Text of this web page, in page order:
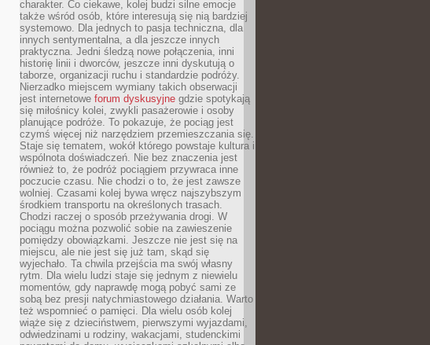
charakter. Co ciekawe, kolej budzi silne emocje
także wśród osób, które interesują się nią bardziej
systemowo. Dla jednych to pasja techniczna, dla
innych sentymentalna, a dla jeszcze innych
praktyczna. Jedni śledzą nowe połączenia, inni
historię linii i dworców, jeszcze inni dyskutują o
taborze, organizacji ruchu i standardzie podróży.
Nierzadko miejscem wymiany takich obserwacji
jest internetowe forum dyskusyjne gdzie spotykają
się miłośnicy kolei, zwykli pasażerowie i osoby
planujące podróże. To pokazuje, że pociąg jest
czymś więcej niż narzędziem przemieszczania się.
Staje się tematem, wokół którego powstaje kultura i
wspólnota doświadczeń. Nie bez znaczenia jest
również to, że podróż pociągiem przywraca inne
poczucie czasu. Nie chodzi o to, że jest zawsze
wolniej. Czasami kolej bywa wręcz najszybszym
środkiem transportu na określonych trasach.
Chodzi raczej o sposób przeżywania drogi. W
pociągu można pozwolić sobie na zawieszenie
pomiędzy obowiązkami. Jeszcze nie jest się na
miejscu, ale nie jest się już tam, skąd się
wyjechało. Ta chwila przejścia ma swój własny
rytm. Dla wielu ludzi staje się jednym z niewielu
momentów, gdy naprawdę mogą pobyć sami ze
sobą bez presji natychmiastowego działania. Warto
też wspomnieć o pamięci. Dla wielu osób kolej
wiąże się z dzieciństwem, pierwszymi wyjazdami,
odwiedzinami u rodziny, wakacjami, studenckimi